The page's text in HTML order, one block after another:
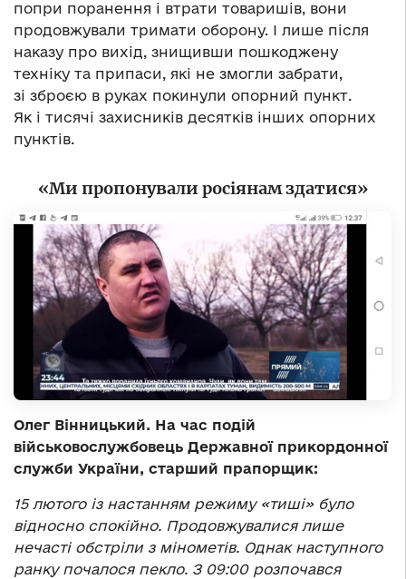
попри поранення і втрати товаришів, вони
продовжували тримати оборону. І лише після
наказу про вихід, знищивши пошкоджену
техніку та припаси, які не змогли забрати,
зі зброєю в руках покинули опорний пункт.
Як і тисячі захисників десятків інших опорних
пунктів.
«Ми пропонували росіянам здатися»
Олег Вінницький. На час подій
військовослужбовець Державної прикордонної
служби України, старший прапорщик:
15 лютого із настанням режиму «тиші» було
відносно спокійно. Продовжувалися лише
нечасті обстріли з мінометів. Однак наступного
ранку почалося пекло. З 09:00 розпочався